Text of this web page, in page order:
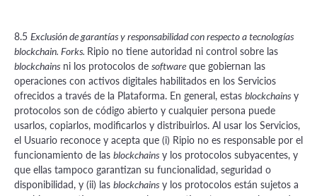
8.5 Exclusión de garantías y responsabilidad con respecto a tecnologías
blockchain. Forks. Ripio no tiene autoridad ni control sobre las
blockchains ni los protocolos de software que gobiernan las
operaciones con activos digitales habilitados en los Servicios
ofrecidos a través de la Plataforma. En general, estas blockchains y
protocolos son de código abierto y cualquier persona puede
usarlos, copiarlos, modificarlos y distribuirlos. Al usar los Servicios,
el Usuario reconoce y acepta que (i) Ripio no es responsable por el
funcionamiento de las blockchains y los protocolos subyacentes, y
que ellas tampoco garantizan su funcionalidad, seguridad o
disponibilidad, y (ii) las blockchains y los protocolos están sujetos a